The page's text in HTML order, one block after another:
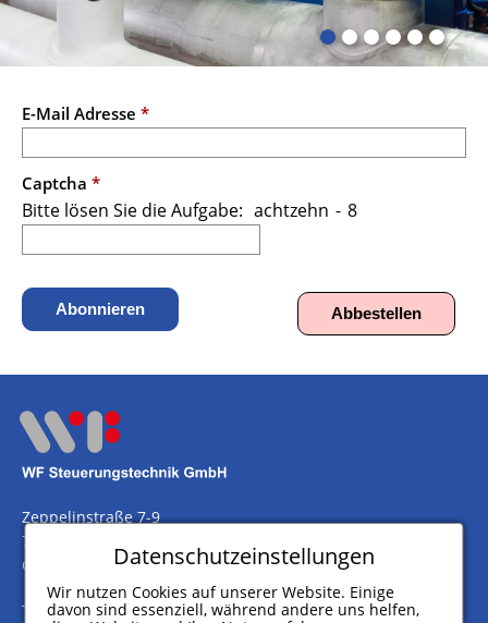
E-Mail Adresse *
Captcha *
Bitte lösen Sie die Aufgabe: achtzehn - 8
Abonnieren Abbestellen
Zeppelinstraße 7-9
75446 Wiernsheim
Germany
Telefon +49 (0) 7044 911 100
Datenschutzeinstellungen
Wir nutzen Cookies auf unserer Website. Einige
davon sind essenziell, während andere uns helfen,